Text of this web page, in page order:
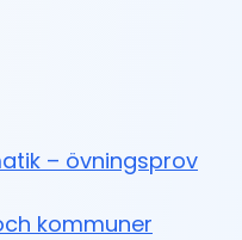
– övningsprov
kommuner